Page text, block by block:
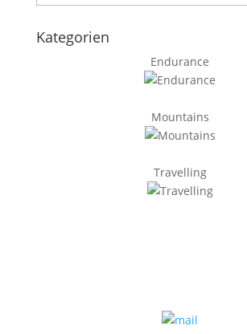
Kategorien
Endurance
Mountains
Travelling